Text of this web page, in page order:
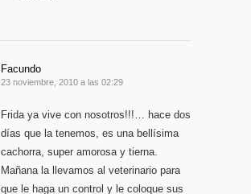
Facundo
23 noviembre, 2010 a las 02:29
Frida ya vive con nosotros!!!… hace dos
días que la tenemos, es una bellísima
cachorra, super amorosa y tierna.
Mañana la llevamos al veterinario para
que le haga un control y le coloque sus